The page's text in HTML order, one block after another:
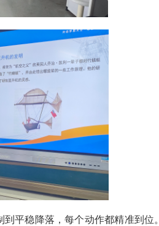
平稳降落，每个动作都精准到位